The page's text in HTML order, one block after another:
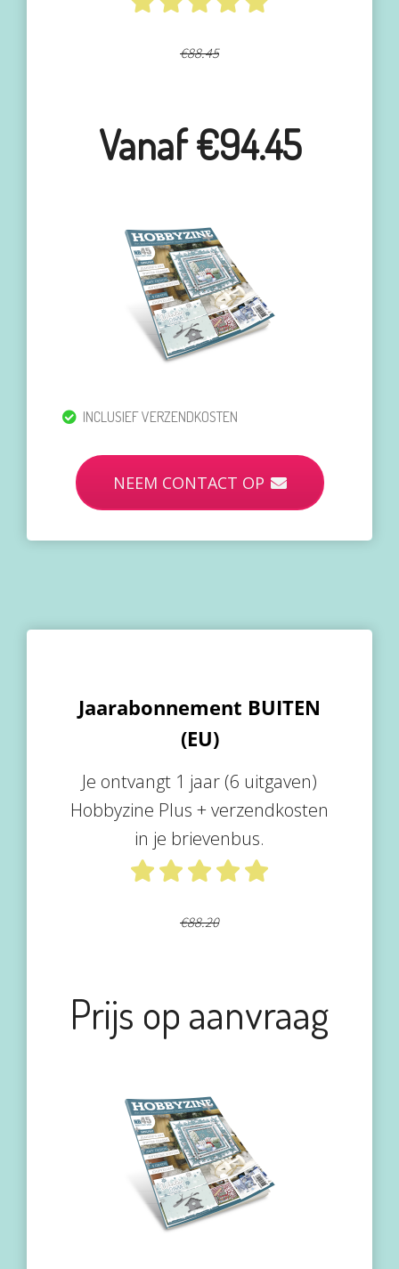
€88.45
Vanaf €94.45
INCLUSIEF VERZENDKOSTEN
NEEM CONTACT OP
Jaarabonnement BUITEN
(EU)
Je ontvangt 1 jaar (6 uitgaven)
Hobbyzine Plus + verzendkosten
in je brievenbus.
€88.20
Prijs op aanvraag